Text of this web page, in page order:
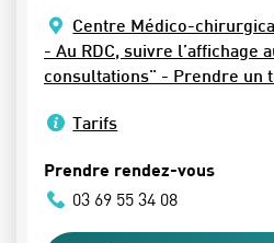
Centre Médico-
- Au RDC, suivre l’affichage
consultations" - Prendre un
Tarifs
Prendre rendez-vous
03 69 55 34 08